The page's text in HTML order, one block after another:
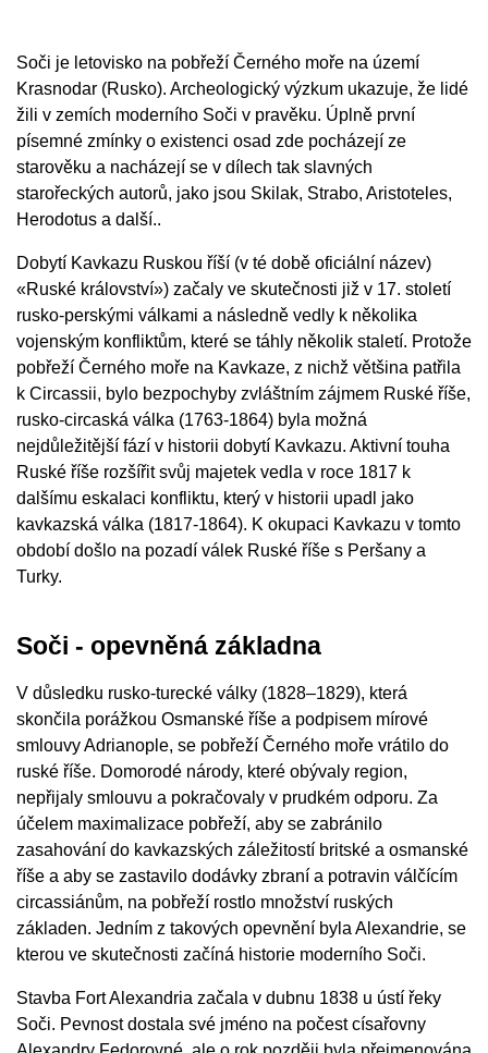
Soči je letovisko na pobřeží Černého moře na území
Krasnodar (Rusko). Archeologický výzkum ukazuje, že lidé
žili v zemích moderního Soči v pravěku. Úplně první
písemné zmínky o existenci osad zde pocházejí ze
starověku a nacházejí se v dílech tak slavných
starořeckých autorů, jako jsou Skilak, Strabo, Aristoteles,
Herodotus a další..
Dobytí Kavkazu Ruskou říší (v té době oficiální název)
«Ruské království») začaly ve skutečnosti již v 17. století
rusko-perskými válkami a následně vedly k několika
vojenským konfliktům, které se táhly několik staletí. Protože
pobřeží Černého moře na Kavkaze, z nichž většina patřila
k Circassii, bylo bezpochyby zvláštním zájmem Ruské říše,
rusko-circaská válka (1763-1864) byla možná
nejdůležitější fází v historii dobytí Kavkazu. Aktivní touha
Ruské říše rozšířit svůj majetek vedla v roce 1817 k
dalšímu eskalaci konfliktu, který v historii upadl jako
kavkazská válka (1817-1864). K okupaci Kavkazu v tomto
období došlo na pozadí válek Ruské říše s Peršany a
Turky.
Soči - opevněná základna
V důsledku rusko-turecké války (1828–1829), která
skončila porážkou Osmanské říše a podpisem mírové
smlouvy Adrianople, se pobřeží Černého moře vrátilo do
ruské říše. Domorodé národy, které obývaly region,
nepřijaly smlouvu a pokračovaly v prudkém odporu. Za
účelem maximalizace pobřeží, aby se zabránilo
zasahování do kavkazských záležitostí britské a osmanské
říše a aby se zastavilo dodávky zbraní a potravin válčícím
circassiánům, na pobřeží rostlo množství ruských
základen. Jedním z takových opevnění byla Alexandrie, se
kterou ve skutečnosti začíná historie moderního Soči.
Stavba Fort Alexandria začala v dubnu 1838 u ústí řeky
Soči. Pevnost dostala své jméno na počest císařovny